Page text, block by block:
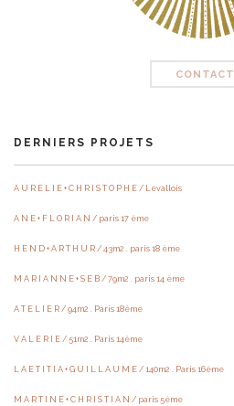
CONTACT
DERNIERS PROJETS
A U R E L I E + C H R I S T O P H E / Levallois
A N E + F L O R I A N / paris 17 ème
H E N D + A R T H U R / 43m2 . paris 18 ème
M A R I A N N E + S E B / 79m2 . paris 14 ème
A T E L I E R / 94m2 . Paris 18ème
V A L E R I E / 51m2 . Paris 14ème
L A E T I T I A + G U I L L A U M E / 140m2 . Paris 16ème
M A R T I N E + C H R I S T I A N / paris 5ème